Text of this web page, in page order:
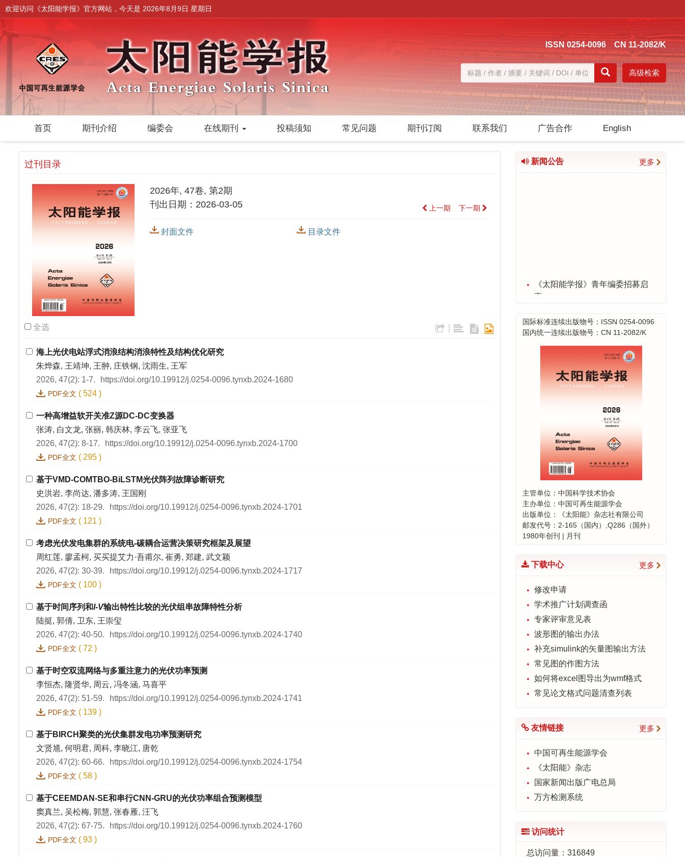
欢迎访问《太阳能学报》官方网站，今天是 2026年8月9日 星期日
ISSN 0254-0096 CN 11-2082/K
高级检索
首页 期刊介绍 编委会 在线期刊 投稿须知 常见问题 期刊订阅 联系我们 广告合作 English
过刊目录
2026年, 47卷, 第2期
刊出日期：2026-03-05
上一期 下一期
封面文件 目录文件
全选
海上光伏电站浮式消浪结构消浪特性及结构优化研究
朱烨森, 王靖坤, 王翀, 庄铁钢, 沈雨生, 王军
2026, 47(2): 1-7.
https://doi.org/10.19912/j.0254-0096.tynxb.2024-1680
PDF全文 ( 524 )
一种高增益软开关准Z源DC-DC变换器
张涛, 白文龙, 张丽, 韩庆林, 李云飞, 张亚飞
2026, 47(2): 8-17.
https://doi.org/10.19912/j.0254-0096.tynxb.2024-1700
PDF全文 ( 295 )
基于VMD-COMTBO-BiLSTM光伏阵列故障诊断研究
史洪岩, 李尚达, 潘多涛, 王国刚
2026, 47(2): 18-29.
https://doi.org/10.19912/j.0254-0096.tynxb.2024-1701
PDF全文 ( 121 )
考虑光伏发电集群的系统电-碳耦合运营决策研究框架及展望
周红莲, 廖孟柯, 买买提艾力·吾甫尔, 崔勇, 郑建, 武文颖
2026, 47(2): 30-39.
https://doi.org/10.19912/j.0254-0096.tynxb.2024-1717
PDF全文 ( 100 )
基于时间序列和I-V输出特性比较的光伏组串故障特性分析
陆挺, 郭倩, 卫东, 王崇玺
2026, 47(2): 40-50.
https://doi.org/10.19912/j.0254-0096.tynxb.2024-1740
PDF全文 ( 72 )
基于时空双流网络与多重注意力的光伏功率预测
李恒杰, 隆贤华, 周云, 冯冬涵, 马喜平
2026, 47(2): 51-59.
https://doi.org/10.19912/j.0254-0096.tynxb.2024-1741
PDF全文 ( 139 )
基于BIRCH聚类的光伏集群发电功率预测研究
文贤馗, 何明君, 周科, 李晓江, 唐乾
2026, 47(2): 60-66.
https://doi.org/10.19912/j.0254-0096.tynxb.2024-1754
PDF全文 ( 58 )
基于CEEMDAN-SE和串行CNN-GRU的光伏功率组合预测模型
窦真兰, 吴松梅, 郭慧, 张春雁, 汪飞
2026, 47(2): 67-75.
https://doi.org/10.19912/j.0254-0096.tynxb.2024-1760
PDF全文 ( 93 )
新闻公告 更多
事
2024年度能源与动力工程类期刊
2025-12-23
喜报！ 2025年度《太阳能学报》
20篇论文入选 “领跑者5000—中
国精品科技期刊顶尖论文”
喜报！《太阳能学报》蝉联能源
2024-12-13
喜报！ 《太阳能学报》19篇论文
入选 “领跑者 5000—中国精品科
技期刊顶尖论文”
编辑部创建读者服务群的通知
喜报！《太阳能学报》荣登能源
与动力工程类期刊影响力榜首！
2023-12-06
“钙钛矿太阳电池”专题征稿延期通
2023-06-14
国际标准连续出版物号：ISSN 0254-0096
国内统一连续出版物号：CN 11-2082/K
主管单位：中国科学技术协会
主办单位：中国可再生能源学会
出版单位：《太阳能》杂志社有限公司
邮发代号：2-165（国内）,Q286（国外）
1980年创刊 | 月刊
下载中心 更多
修改申请
学术推广计划调查函
专家评审意见表
波形图的输出办法
补充simulink的矢量图输出方法
常见图的作图方法
如何将excel图导出为wmf格式
常见论文格式问题清查列表
友情链接 更多
中国可再生能源学会
《太阳能》杂志
国家新闻出版广电总局
万方检测系统
访问统计
总访问量： 316849